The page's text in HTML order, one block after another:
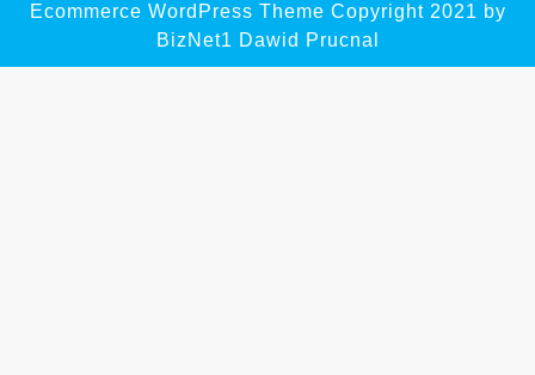
Ecommerce WordPress Theme Copyright 2021 by
BizNet1 Dawid Prucnal
Scroll